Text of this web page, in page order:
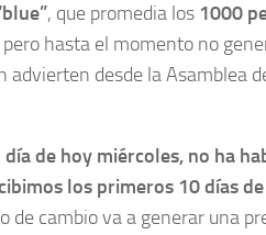
, que promedia los 1000
hasta el momento no
advierten desde la Asamblea
día de hoy miércoles, no ha
los primeros 10 días de
de cambio va a generar una